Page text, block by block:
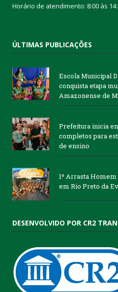
Horário de atendimento: 8:00 às
ÚLTIMAS PUBLICAÇÕES
Escola Municipal
conquista etapa
Amazonense de
Prefeitura inicia
completos para
de ensino
1º Arrasta
em Rio Preto da
DESENVOLVIDO POR CR2